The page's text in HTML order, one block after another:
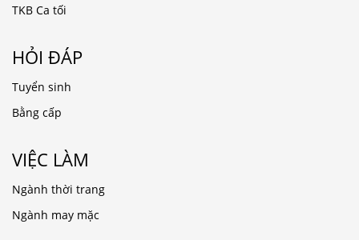
TKB Ca tối
HỎI ĐÁP
Tuyển sinh
Bằng cấp
VIỆC LÀM
Ngành thời trang
Ngành may mặc